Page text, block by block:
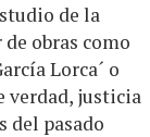
de la
obras como
Lorca´ o
verdad, justicia
del pasado